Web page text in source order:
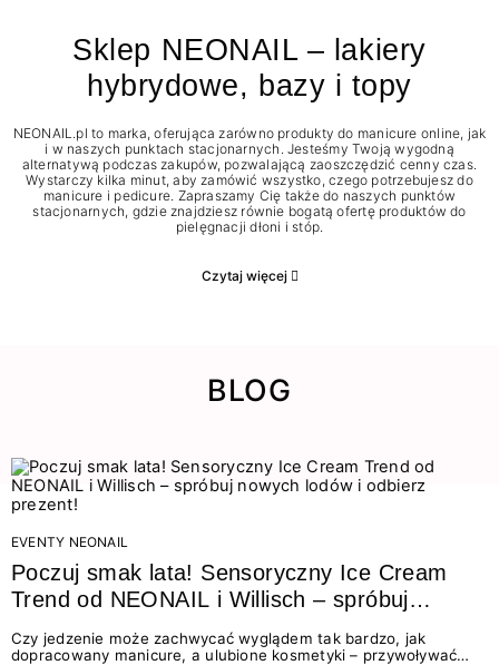
Sklep NEONAIL – lakiery
hybrydowe, bazy i topy
NEONAIL.pl to marka, oferująca zarówno produkty do manicure online, jak
i w naszych punktach stacjonarnych. Jesteśmy Twoją wygodną
alternatywą podczas zakupów, pozwalającą zaoszczędzić cenny czas.
Wystarczy kilka minut, aby zamówić wszystko, czego potrzebujesz do
manicure i pedicure. Zapraszamy Cię także do naszych punktów
stacjonarnych, gdzie znajdziesz równie bogatą ofertę produktów do
pielęgnacji dłoni i stóp.
Czytaj więcej
BLOG
EVENTY NEONAIL
Poczuj smak lata! Sensoryczny Ice Cream
Trend od NEONAIL i Willisch – spróbuj
nowych lodów i odbierz prezent!
Czy jedzenie może zachwycać wyglądem tak bardzo, jak
dopracowany manicure, a ulubione kosmetyki – przywoływać